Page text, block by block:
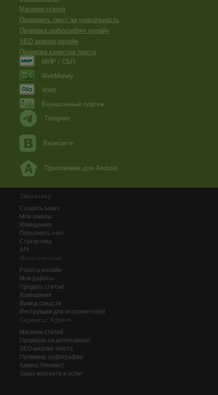
Магазин статей
Проверить текст на уникальность
Проверка орфографии онлайн
SEO анализ онлайн
Проверка качества текста
МИР / СБП
WebMoney
Volet
Безналичный платеж
Telegram
Вконтакте
Приложение для Android
Заказчику
Создать заказ
Мои заказы
Извещения
Пополнить счёт
Статистика
API
Исполнителю
Работа онлайн
Мои работы
Продать статью
Извещения
Вывод средств
Инструкции для исполнителей
Сервисы Адвего
Магазин статей
Проверка на антиплагиат
SEO-анализ текста
Проверка орфографии
Адвего Лингвист
Заказ контента и услуг